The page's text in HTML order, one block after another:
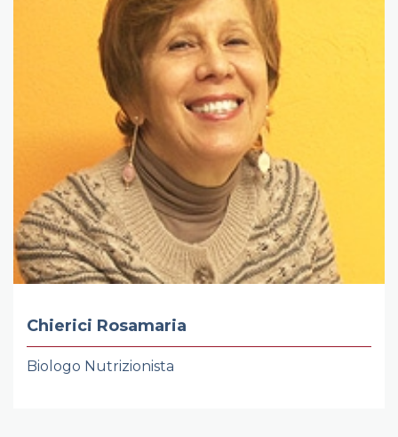
Chierici Rosamaria
Biologo Nutrizionista